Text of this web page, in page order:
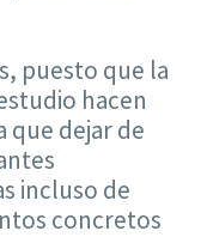
puesto que la
hacen
que dejar de
incluso de
concretos